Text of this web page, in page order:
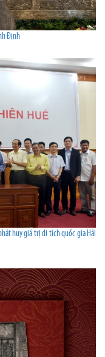
Định
huy giá trị di tích quốc gia Hải